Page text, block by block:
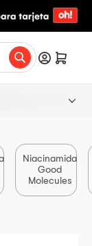
Niacinamida
Good
Molecules